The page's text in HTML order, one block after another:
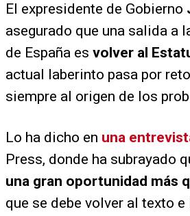
El expresidente de Gobierno
asegurado que una salida a
de España es volver al
actual laberinto pasa por
siempre al origen de los
Lo ha dicho en una
Press, donde ha subrayado
una gran oportunidad más
que se debe volver al texto